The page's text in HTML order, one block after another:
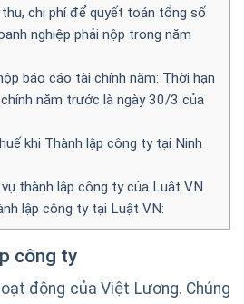
chi phí để quyết toán tổng số
nghiệp phải nộp trong năm
báo cáo tài chính năm: Thời hạn
năm trước là ngày 30/3 của
khi Thành lập công ty tại Ninh
thành lập công ty của Luật VN
lập công ty tại Luật VN:
công ty
động của Việt Lương. Chúng